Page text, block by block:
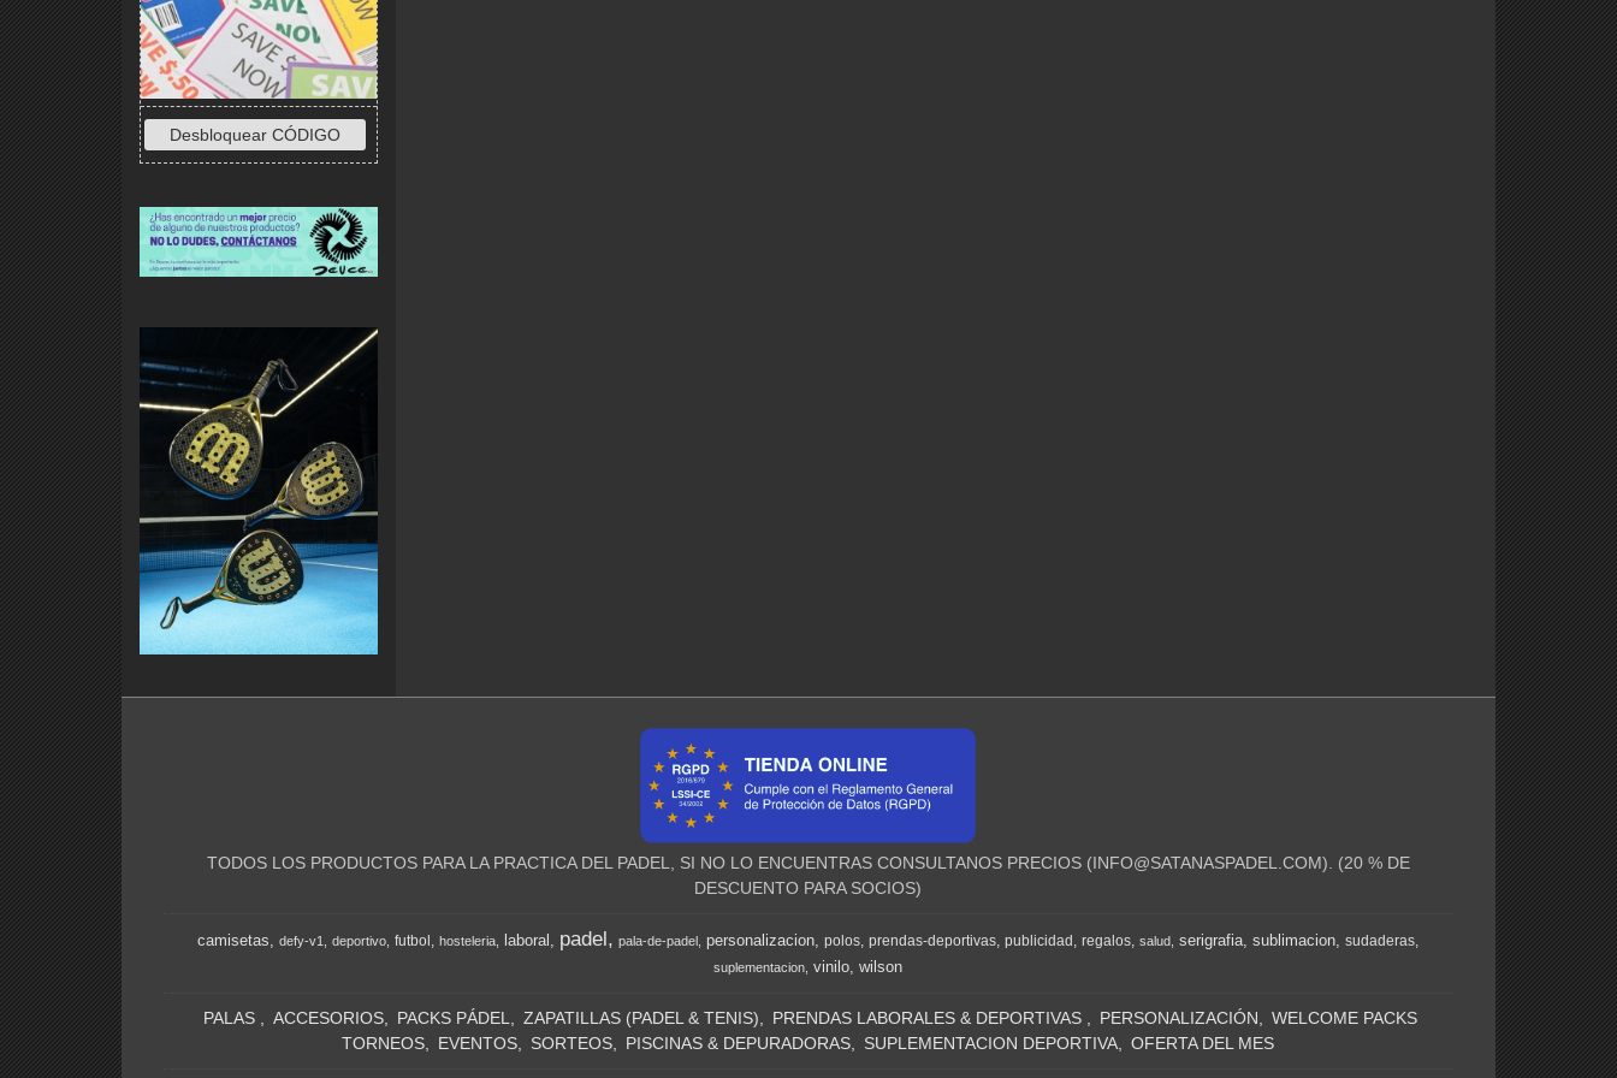
TODOS LOS PRODUCTOS PARA LA PRACTICA DEL PADEL, SI NO LO ENCUENTRAS CONSULTANOS PRECIOS (INFO@SATANASPADEL.COM). (20 % DE
DESCUENTO PARA SOCIOS)
camisetas defy-v1 deportivo futbol hosteleria laboral padel pala-de-padel personalizacion polos prendas-deportivas publicidad regalos salud serigrafia sublimacion sudaderas
suplementacion vinilo wilson
PALAS ACCESORIOS PACKS PÁDEL ZAPATILLAS (PADEL & TENIS) PRENDAS LABORALES & DEPORTIVAS PERSONALIZACIÓN
WELCOME PACKS
TORNEOS
EVENTOS SORTEOS PISCINAS & DEPURADORAS SUPLEMENTACION DEPORTIVA OFERTA DEL MES